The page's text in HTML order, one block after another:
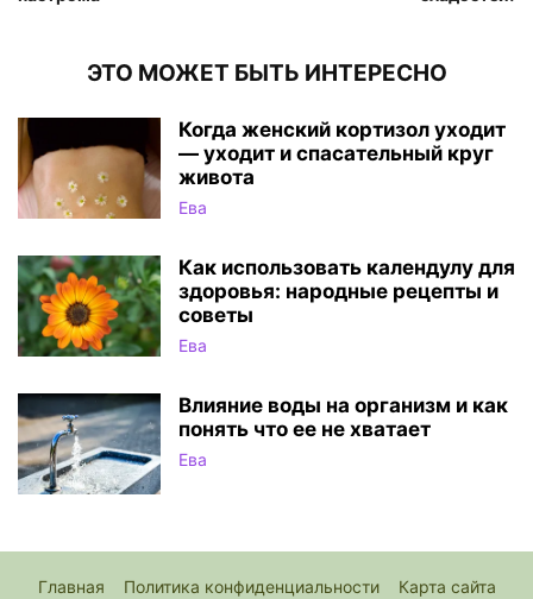
ЭТО МОЖЕТ БЫТЬ ИНТЕРЕСНО
Когда женский кортизол уходит
— уходит и спасательный круг
живота
Ева
Как использовать календулу для
здоровья: народные рецепты и
советы
Ева
Влияние воды на организм и как
понять что ее не хватает
Ева
Главная Политика конфиденциальности Карта сайта